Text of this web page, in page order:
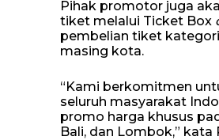
Pihak promotor juga
tiket melalui Ticket Box
pembelian tiket
masing kota.
“Kami berkomitmen
seluruh masyarakat
promo harga khusus
Bali, dan Lombok,”